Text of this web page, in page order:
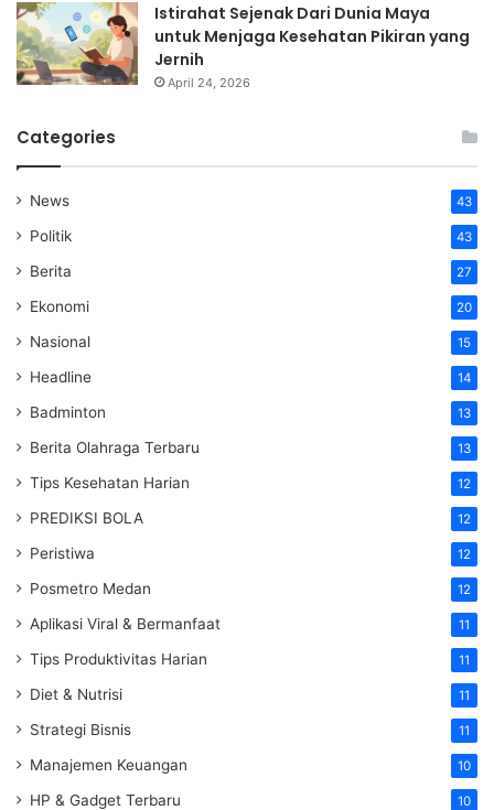
Istirahat Sejenak Dari Dunia Maya
untuk Menjaga Kesehatan Pikiran yang
Jernih
April 24, 2026
Categories
News 43
Politik 43
Berita 27
Ekonomi 20
Nasional 15
Headline 14
Badminton 13
Berita Olahraga Terbaru 13
Tips Kesehatan Harian 12
PREDIKSI BOLA 12
Peristiwa 12
Posmetro Medan 12
Aplikasi Viral & Bermanfaat 11
Tips Produktivitas Harian 11
Diet & Nutrisi 11
Strategi Bisnis 11
Manajemen Keuangan 10
HP & Gadget Terbaru 10